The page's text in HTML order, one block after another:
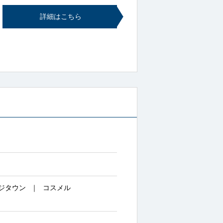
詳細はこちら
タウン
コスメル